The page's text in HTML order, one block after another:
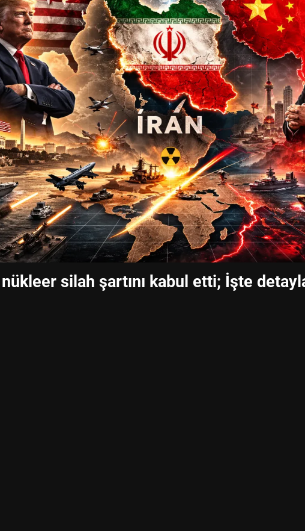
silah şartını kabul etti; İşte